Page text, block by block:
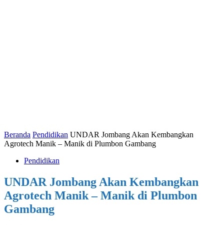
Beranda Pendidikan UNDAR Jombang Akan Kembangkan
Agrotech Manik – Manik di Plumbon Gambang
Pendidikan
UNDAR Jombang Akan Kembangkan
Agrotech Manik – Manik di Plumbon
Gambang